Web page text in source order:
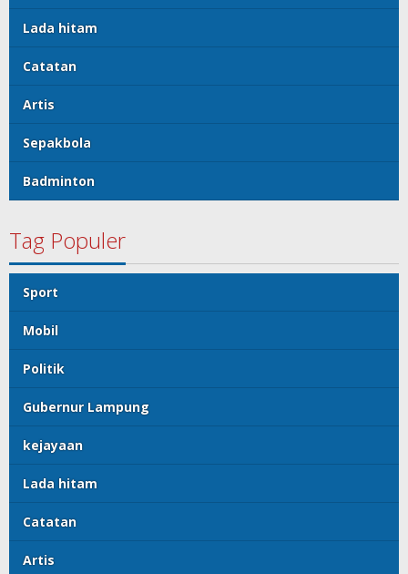
Lada hitam
Catatan
Artis
Sepakbola
Badminton
Tag Populer
Sport
Mobil
Politik
Gubernur Lampung
kejayaan
Lada hitam
Catatan
Artis